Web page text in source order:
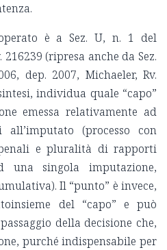
è a Sez. U, n. 1 del
(ripresa anche da Sez.
dep. 2007, Michaeler, Rv.
individua quale “capo”
emessa relativamente ad
(processo con
e pluralità di rapporti
una singola imputazione,
Il “punto” è invece,
del “capo” e può
della decisione che,
purché indispensabile per